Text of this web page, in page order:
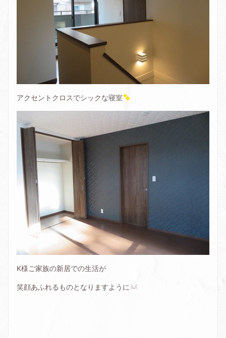
アクセントクロスでシックな寝室
K様ご家族の新居での生活が
笑顔あふれるものとなりますように